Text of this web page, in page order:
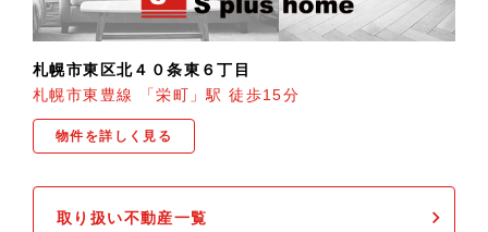
札幌市東区北４０条東６丁目
札幌市東豊線 「栄町」駅 徒歩15分
物件を詳しく見る
取り扱い不動産一覧